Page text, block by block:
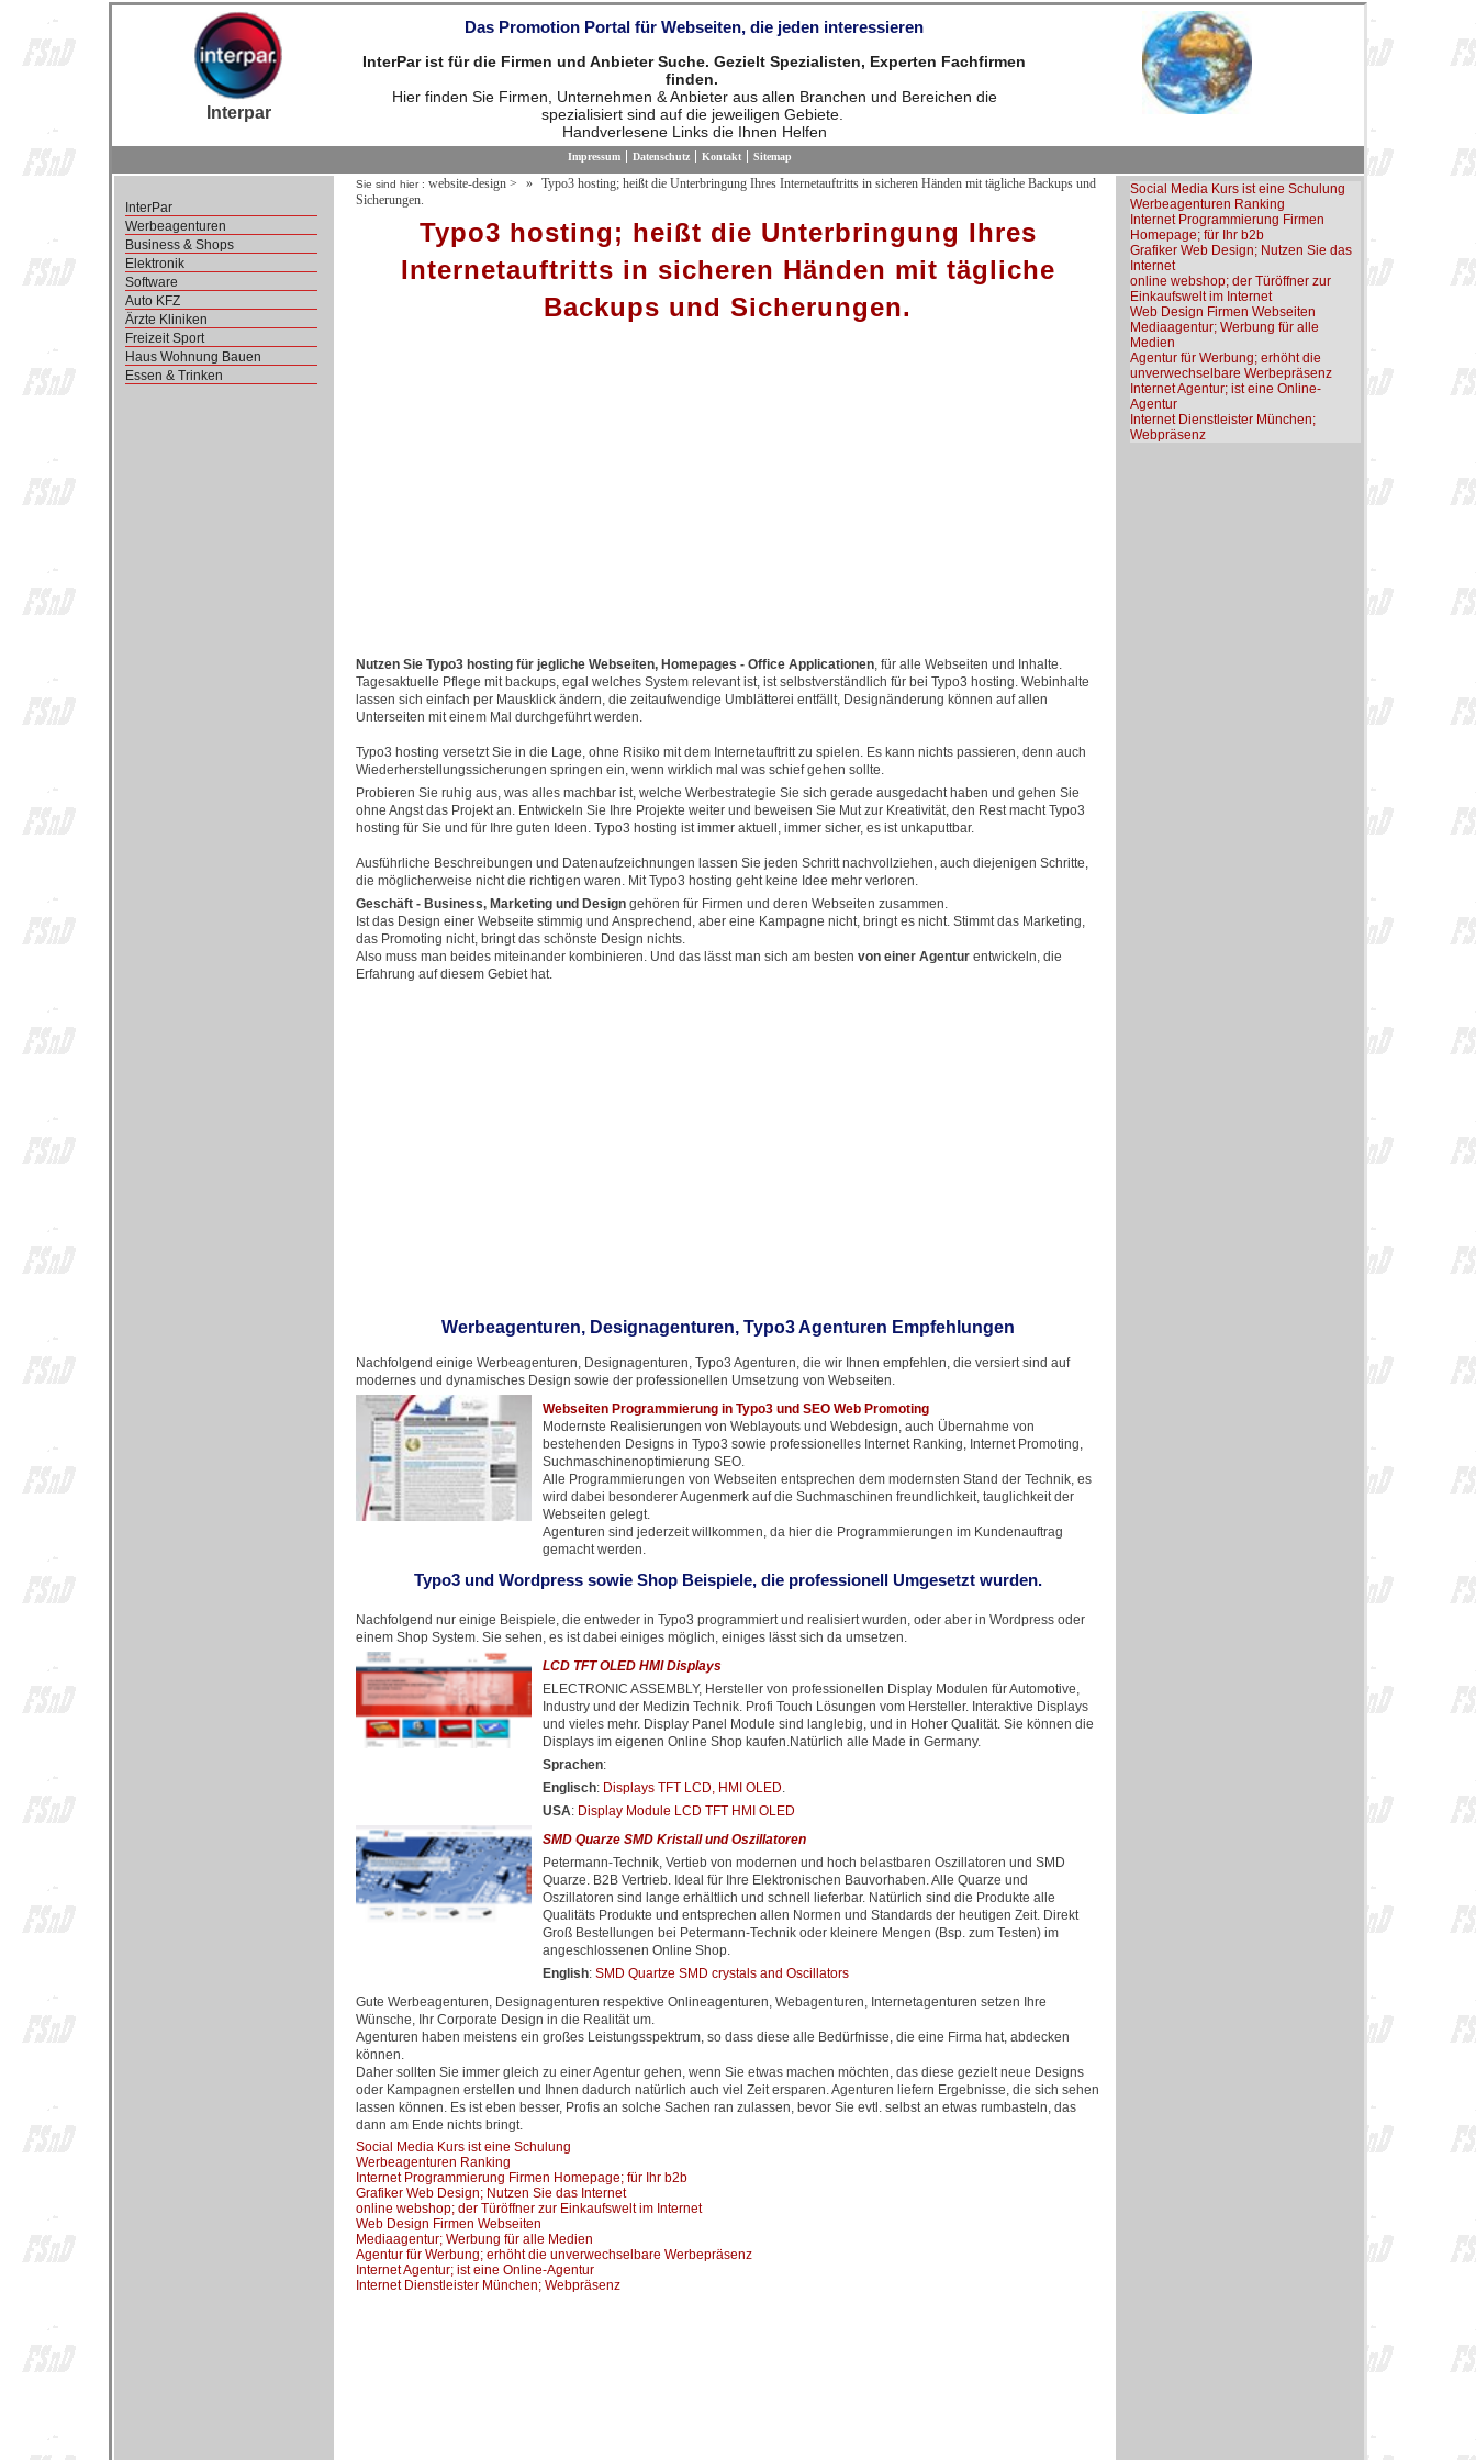
Interpar
Das Promotion Portal für Webseiten, die jeden interessieren
InterPar ist für die Firmen und Anbieter Suche. Gezielt Spezialisten, Experten Fachfirmen
finden.
Hier finden Sie Firmen, Unternehmen & Anbieter aus allen Branchen und Bereichen die
spezialisiert sind auf die jeweiligen Gebiete.
Handverlesene Links die Ihnen Helfen
Impressum Datenschutz Kontakt Sitemap
InterPar
Werbeagenturen
Business & Shops
Elektronik
Software
Auto KFZ
Ärzte Kliniken
Freizeit Sport
Haus Wohnung Bauen
Essen & Trinken
Sie sind hier : website-design >
Typo3 hosting; heißt die Unterbringung Ihres Internetauftritts in sicheren Händen mit tägliche Backups und
Sicherungen.
Typo3 hosting; heißt die Unterbringung Ihres
Internetauftritts in sicheren Händen mit tägliche
Backups und Sicherungen.
Nutzen Sie Typo3 hosting für jegliche Webseiten, Homepages - Office Applicationen, für alle Webseiten und Inhalte.
Tagesaktuelle Pflege mit backups, egal welches System relevant ist, ist selbstverständlich für bei Typo3 hosting. Webinhalte
lassen sich einfach per Mausklick ändern, die zeitaufwendige Umblätterei entfällt, Designänderung können auf allen
Unterseiten mit einem Mal durchgeführt werden.
Typo3 hosting versetzt Sie in die Lage, ohne Risiko mit dem Internetauftritt zu spielen. Es kann nichts passieren, denn auch
Wiederherstellungssicherungen springen ein, wenn wirklich mal was schief gehen sollte.
Probieren Sie ruhig aus, was alles machbar ist, welche Werbestrategie Sie sich gerade ausgedacht haben und gehen Sie
ohne Angst das Projekt an. Entwickeln Sie Ihre Projekte weiter und beweisen Sie Mut zur Kreativität, den Rest macht Typo3
hosting für Sie und für Ihre guten Ideen. Typo3 hosting ist immer aktuell, immer sicher, es ist unkaputtbar.
Ausführliche Beschreibungen und Datenaufzeichnungen lassen Sie jeden Schritt nachvollziehen, auch diejenigen Schritte,
die möglicherweise nicht die richtigen waren. Mit Typo3 hosting geht keine Idee mehr verloren.
Geschäft - Business, Marketing und Design gehören für Firmen und deren Webseiten zusammen.
Ist das Design einer Webseite stimmig und Ansprechend, aber eine Kampagne nicht, bringt es nicht. Stimmt das Marketing,
das Promoting nicht, bringt das schönste Design nichts.
Also muss man beides miteinander kombinieren. Und das lässt man sich am besten von einer Agentur entwickeln, die
Erfahrung auf diesem Gebiet hat.
Werbeagenturen, Designagenturen, Typo3 Agenturen Empfehlungen
Nachfolgend einige Werbeagenturen, Designagenturen, Typo3 Agenturen, die wir Ihnen empfehlen, die versiert sind auf
modernes und dynamisches Design sowie der professionellen Umsetzung von Webseiten.
Webseiten Programmierung in Typo3 und SEO Web Promoting
Modernste Realisierungen von Weblayouts und Webdesign, auch Übernahme von
bestehenden Designs in Typo3 sowie professionelles Internet Ranking, Internet Promoting,
Suchmaschinenoptimierung SEO.
Alle Programmierungen von Webseiten entsprechen dem modernsten Stand der Technik, es
wird dabei besonderer Augenmerk auf die Suchmaschinen freundlichkeit, tauglichkeit der
Webseiten gelegt.
Agenturen sind jederzeit willkommen, da hier die Programmierungen im Kundenauftrag
gemacht werden.
Typo3 und Wordpress sowie Shop Beispiele, die professionell Umgesetzt wurden.
Nachfolgend nur einige Beispiele, die entweder in Typo3 programmiert und realisiert wurden, oder aber in Wordpress oder
einem Shop System. Sie sehen, es ist dabei einiges möglich, einiges lässt sich da umsetzen.
LCD TFT OLED HMI Displays
ELECTRONIC ASSEMBLY, Hersteller von professionellen Display Modulen für Automotive,
Industry und der Medizin Technik. Profi Touch Lösungen vom Hersteller. Interaktive Displays
und vieles mehr. Display Panel Module sind langlebig, und in Hoher Qualität. Sie können die
Displays im eigenen Online Shop kaufen.Natürlich alle Made in Germany.
Sprachen:
Englisch: Displays TFT LCD, HMI OLED.
USA: Display Module LCD TFT HMI OLED
SMD Quarze SMD Kristall und Oszillatoren
Petermann-Technik, Vertieb von modernen und hoch belastbaren Oszillatoren und SMD
Quarze. B2B Vertrieb. Ideal für Ihre Elektronischen Bauvorhaben. Alle Quarze und
Oszillatoren sind lange erhältlich und schnell lieferbar. Natürlich sind die Produkte alle
Qualitäts Produkte und entsprechen allen Normen und Standards der heutigen Zeit. Direkt
Groß Bestellungen bei Petermann-Technik oder kleinere Mengen (Bsp. zum Testen) im
angeschlossenen Online Shop.
English: SMD Quartze SMD crystals and Oscillators
Gute Werbeagenturen, Designagenturen respektive Onlineagenturen, Webagenturen, Internetagenturen setzen Ihre
Wünsche, Ihr Corporate Design in die Realität um.
Agenturen haben meistens ein großes Leistungsspektrum, so dass diese alle Bedürfnisse, die eine Firma hat, abdecken
können.
Daher sollten Sie immer gleich zu einer Agentur gehen, wenn Sie etwas machen möchten, das diese gezielt neue Designs
oder Kampagnen erstellen und Ihnen dadurch natürlich auch viel Zeit ersparen. Agenturen liefern Ergebnisse, die sich sehen
lassen können. Es ist eben besser, Profis an solche Sachen ran zulassen, bevor Sie evtl. selbst an etwas rumbasteln, das
dann am Ende nichts bringt.
Social Media Kurs ist eine Schulung
Werbeagenturen Ranking
Internet Programmierung Firmen Homepage; für Ihr b2b
Grafiker Web Design; Nutzen Sie das Internet
online webshop; der Türöffner zur Einkaufswelt im Internet
Web Design Firmen Webseiten
Mediaagentur; Werbung für alle Medien
Agentur für Werbung; erhöht die unverwechselbare Werbepräsenz
Internet Agentur; ist eine Online-Agentur
Internet Dienstleister München; Webpräsenz
Social Media Kurs ist eine Schulung
Werbeagenturen Ranking
Internet Programmierung Firmen
Homepage; für Ihr b2b
Grafiker Web Design; Nutzen Sie das
Internet
online webshop; der Türöffner zur
Einkaufswelt im Internet
Web Design Firmen Webseiten
Mediaagentur; Werbung für alle
Medien
Agentur für Werbung; erhöht die
unverwechselbare Werbepräsenz
Internet Agentur; ist eine Online-
Agentur
Internet Dienstleister München;
Webpräsenz